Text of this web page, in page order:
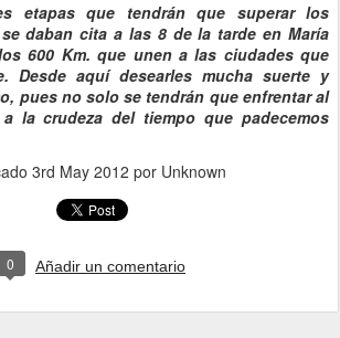
etapas que tendrán que superar los
daban cita a las 8 de la tarde en María
600 Km. que unen a las ciudades que
Desde aquí desearles mucha suerte y
pues no solo se tendrán que enfrentar al
la crudeza del tiempo que padecemos
3rd May 2012 por Unknown
0 Añadir un comentario